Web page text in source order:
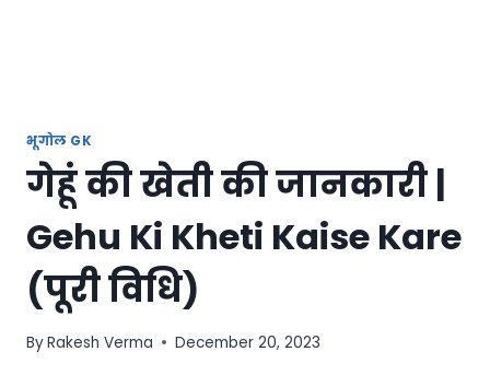
भूगोल GK
गेहूं की खेती की जानकारी |
Gehu Ki Kheti Kaise Kare
(पूरी विधि)
ByRakesh Verma December 20, 2023